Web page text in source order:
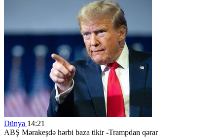
Dünya 14:21
ABŞ Mərakeşdə hərbi baza tikir -Trampdan qərar